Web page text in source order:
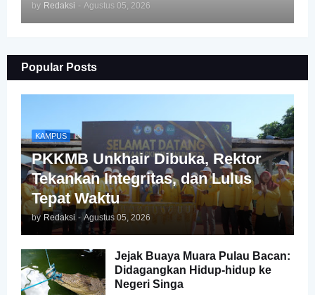
by Redaksi - Agustus 05, 2026
Popular Posts
KAMPUS
PKKMB Unkhair Dibuka, Rektor
Tekankan Integritas, dan Lulus
Tepat Waktu
by Redaksi - Agustus 05, 2026
Jejak Buaya Muara Pulau Bacan:
Didagangkan Hidup-hidup ke
Negeri Singa